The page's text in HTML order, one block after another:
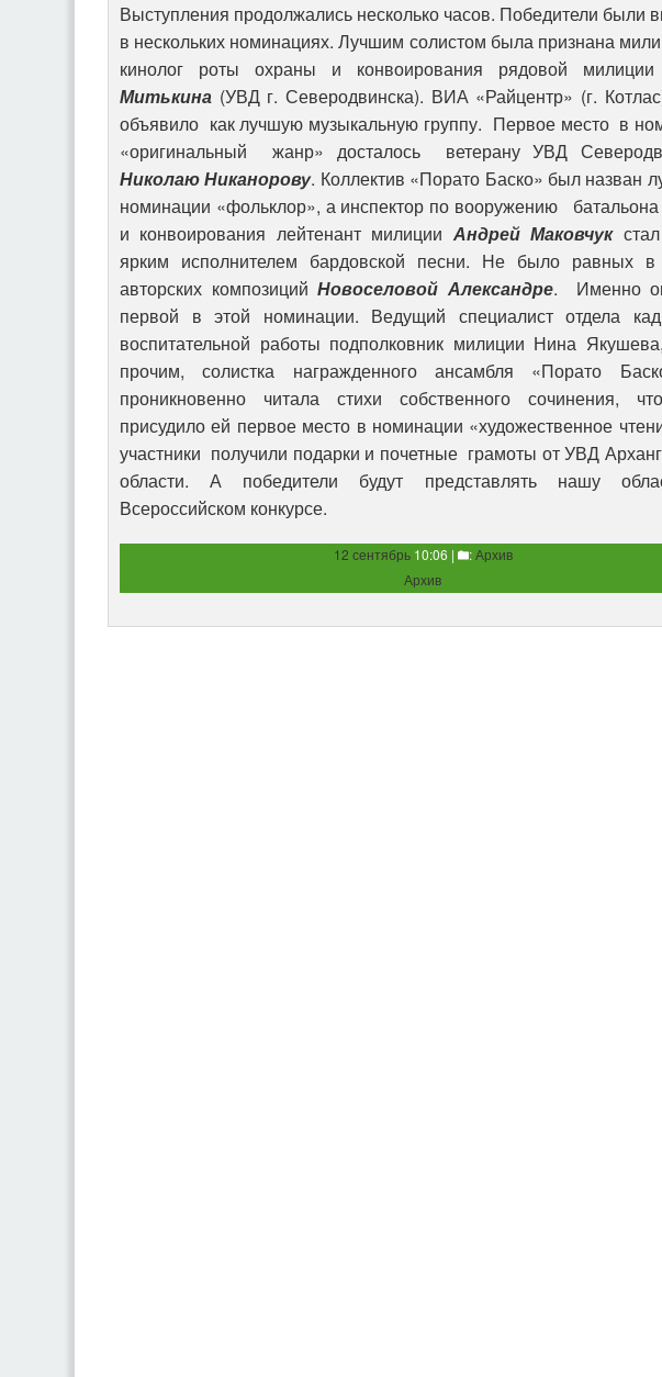
Выступления продолжались несколько часов. Победители были
в нескольких номинациях. Лучшим солистом была признана
кинолог роты охраны и конвоирования рядовой милиции
Митькина (УВД г. Северодвинска). ВИА «Райцентр» (г.
объявило как лучшую музыкальную группу. Первое место в
«оригинальный жанр» досталось ветерану УВД
Николаю Никанорову. Коллектив «Порато Баско» был назван
номинации «фольклор», а инспектор по вооружению
и конвоирования лейтенант милиции Андрей Маковчук
ярким исполнителем бардовской песни. Не было равных в
авторских композицийНовоселовой Александре. Именно
первой в этой номинации. Ведущий специалист отдела
воспитательной работы подполковник милиции Нина
прочим, солистка награжденного ансамбля «Порато
проникновенно читала стихи собственного сочинения,
присудило ей первое место в номинации «художественное
участники получили подарки и почетные грамоты от УВД
области. А победители будут представлять нашу
Всероссийском конкурсе.
12 сентябрь10:06 | :Архив
Архив